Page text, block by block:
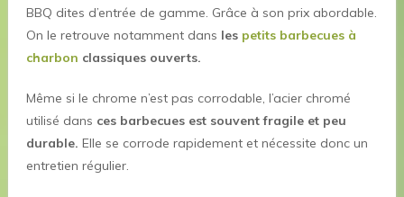
BBQ dites d’entrée de gamme. Grâce à son prix abordable.
On le retrouve notamment dans les petits barbecues à
charbon classiques ouverts.
Même si le chrome n’est pas corrodable, l’acier chromé
utilisé dans ces barbecues est souvent fragile et peu
durable. Elle se corrode rapidement et nécessite donc un
entretien régulier.